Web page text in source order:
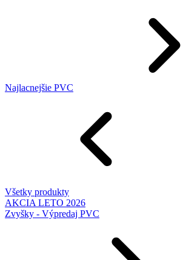
Najlacnejšie PVC
Všetky produkty
AKCIA LETO 2026
Zvyšky - Výpredaj PVC